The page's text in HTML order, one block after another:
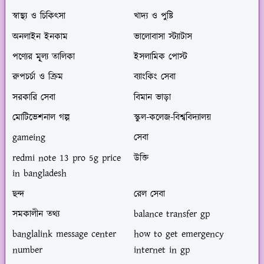
স্বাস্থ্য ও চিকিৎসা
খাদ্য ও পুষ্টি
অনলাইন ইনকাম
ভালোবাসা স্ট্যাটাস
পণ্যের মূ্ল্য তালিকা
ইসলামিক পোস্ট
রুপচর্চা ও ক্রিম
ব্যাংকিং সেবা
সরকারি সেবা
বিমান ভাড়া
মোটিভেশনাল গল্প
স্কুল-কলেজ-বিশ্ববিদ্যালয়
gameing
সেবা
redmi note 13 pro 5g price
in bangladesh
উক্তি
ছন্দ
রেল সেবা
সমকালীন তথ্য
balance transfer gp
banglalink message center
number
how to get emergency
internet in gp